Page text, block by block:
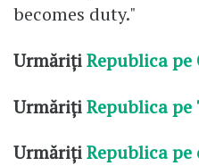
becomes duty."
UrmărițiRepublica pe
UrmărițiRepublica pe
UrmărițiRepublica